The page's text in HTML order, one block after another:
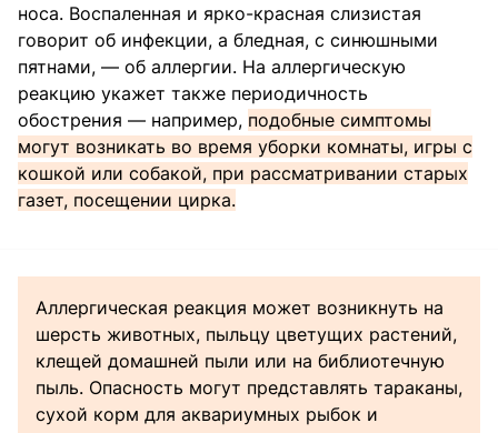
носа. Воспаленная и ярко-красная слизистая
говорит об инфекции, а бледная, с синюшными
пятнами, — об аллергии. На аллергическую
реакцию укажет также периодичность
обострения — например, подобные симптомы
могут возникать во время уборки комнаты, игры с
кошкой или собакой, при рассматривании старых
газет, посещении цирка.
Аллергическая реакция может возникнуть на
шерсть животных, пыльцу цветущих растений,
клещей домашней пыли или на библиотечную
пыль. Опасность могут представлять тараканы,
сухой корм для аквариумных рыбок и